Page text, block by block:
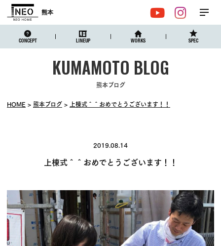
熊本
CONCEPT LINEUP WORKS SPEC
YouTube
メ
熊本ブログ
HOME 熊本ブログ 上棟式＾＾おめでとうございます！！
2019.08.14
上棟式＾＾おめでとうございます！！